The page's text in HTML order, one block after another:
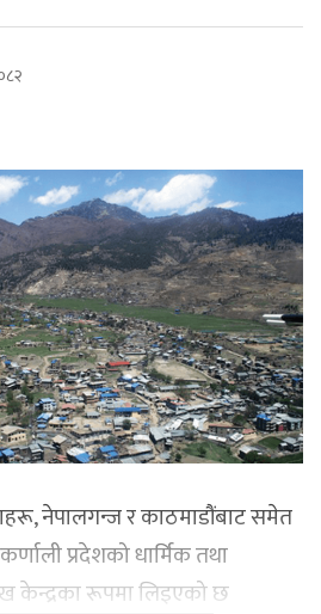
नेपालगन्ज र काठमाडौंबाट समेत
प्रदेशको धार्मिक तथा
केन्द्रका रूपमा लिइएको छ